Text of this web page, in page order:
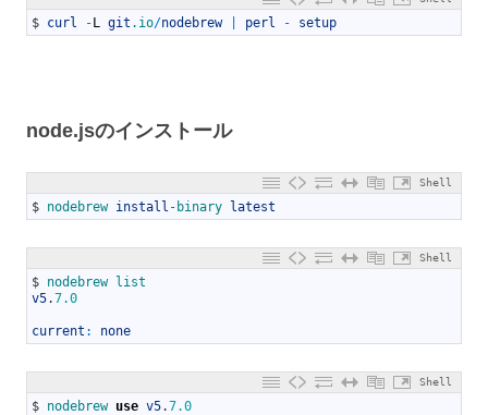
$ curl - L git .io/nodebrew perl - setup
node.jsのインストール
Shell
$ nodebrew install - binary latest
Shell
$ nodebrew list
v5.7.0
current : none
Shell
$ nodebrew use v5.7.0